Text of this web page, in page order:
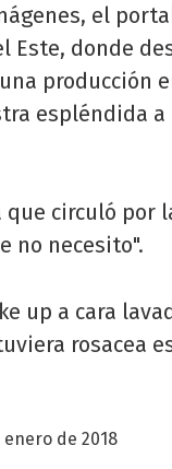
el
Este, donde
producción
espléndida a
circuló por
no necesito".
up a cara
rosacea
enero de 2018